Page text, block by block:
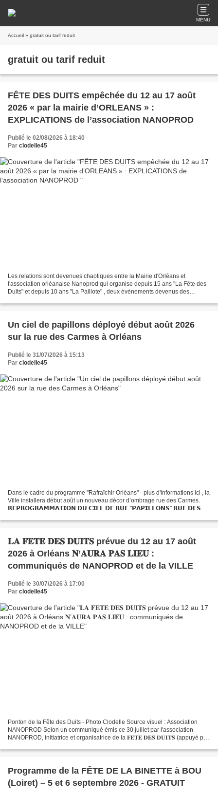
MENU
Accueil » gratuit ou tarif reduit
gratuit ou tarif reduit
FÊTE DES DUITS empêchée du 12 au 17 août
2026 « par la mairie d’ORLEANS » :
EXPLICATIONS de l’association NANOPROD
Publié le 02/08/2026 à 18:40
Par clodelle45
Les relations sont devenues chaotiques entre la Mairie d'Orléans et
l'association orléanaise Nanoprod qui organise depuis 15 ans "La Fête des
Duits" et depuis 10 ans "La Paillote" , deux évènements devenus des
Un ciel de papillons déployé début août 2026
sur la rue des Carmes à Orléans
Publié le 31/07/2026 à 15:13
Par clodelle45
Dans le cadre du programme "Rafraîchir Orléans" - plus d'informations ici , la
Ville installera début août un nouveau décor d’ombrage rue des Carmes.
𝗥𝗘𝗣𝗥𝗢𝗚𝗥𝗔𝗠𝗠𝗔𝗧𝗜𝗢𝗡 𝗗𝗨 𝗖𝗜𝗘𝗟 𝗗𝗘 𝗥𝗨𝗘 "𝗣𝗔𝗣𝗜𝗟𝗟𝗢𝗡𝗦" 𝗥𝗨𝗘 𝗗𝗘𝗦
𝐋𝐀 𝐅𝐄𝐓𝐄 𝐃𝐄𝐒 𝐃𝐔𝐈𝐓𝐒 prévue du 12 au 17 août
2026 à Orléans 𝐍’𝐀𝐔𝐑𝐀 𝐏𝐀𝐒 𝐋𝐈𝐄𝐔 :
communiqués de NANOPROD et de la VILLE
Publié le 30/07/2026 à 17:00
Par clodelle45
Ponton de la Fête des Duits - Photo Clodelle Source visuel : Association
NANOPROD Selon un communiqué émis ce 30 juillet par l'association
NANOPROD, initiatrice et organisatrice de la 𝐅𝐄𝐓𝐄 𝐃𝐄𝐒 𝐃𝐔𝐈𝐓𝐒 (appuyé par
Programme de la FÊTE DE LA BINETTE à BOU
(Loiret) – 5 et 6 septembre 2026 - GRATUIT